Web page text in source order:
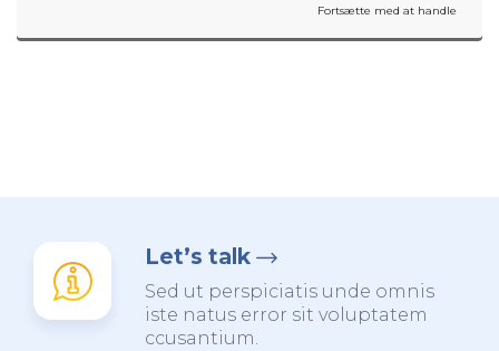
Fortsætte med at handle
Let’s talk
Sed ut perspiciatis unde omnis
iste natus error sit voluptatem
ccusantium.